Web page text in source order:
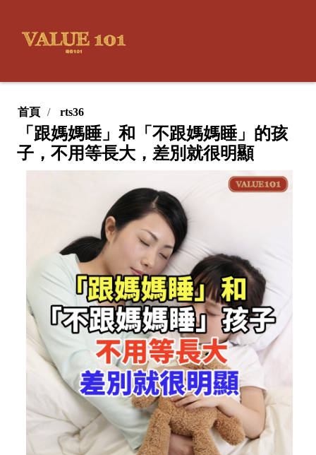
首頁 rts36
「跟媽媽睡」和「不跟媽媽睡」的孩
子，不用等長大，差別就很明顯